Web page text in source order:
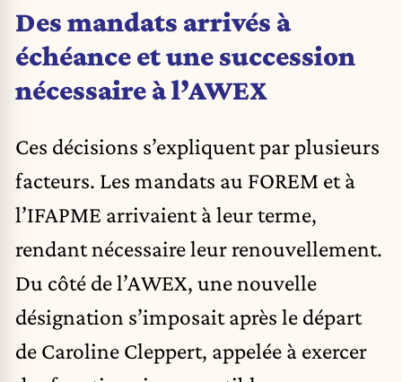
Des mandats arrivés à
échéance et une succession
nécessaire à l’AWEX
Ces décisions s’expliquent par plusieurs
facteurs. Les mandats au FOREM et à
l’IFAPME arrivaient à leur terme,
rendant nécessaire leur renouvellement.
Du côté de l’AWEX, une nouvelle
désignation s’imposait après le départ
de Caroline Cleppert, appelée à exercer